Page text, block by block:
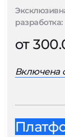
разработка:
от
Включена